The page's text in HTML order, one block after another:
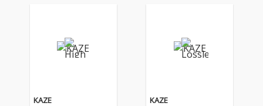
KAZE KAZE